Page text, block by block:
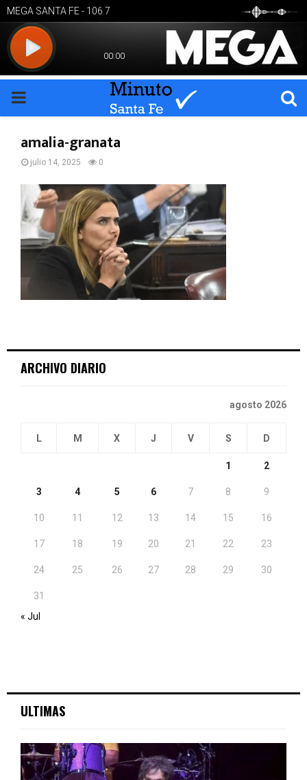
PRIMARY
MENU
amalia-granata
julio 14, 2025 0
ARCHIVO DIARIO
agosto 2026
L M X J V S D
1 2
3 4 5 6 7 8 9
10 11 12 13 14 15 16
17 18 19 20 21 22 23
24 25 26 27 28 29 30
31
« Jul
ULTIMAS